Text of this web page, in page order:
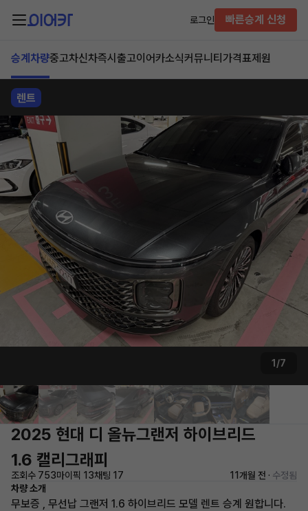
로그인 빠른승계 신청
승계차량중고차신차즉시출고이어카소식커뮤니티 가격표제원
렌트
1/7
2025 현대 디 올뉴그랜저 하이브리드
1.6 캘리그래피
조회수 753마이픽 13채팅 17 11개월 전 · 수정됨
차량 소개
무보증 , 무선납 그랜저 1.6 하이브리드 모델 렌트 승계 원합니다.